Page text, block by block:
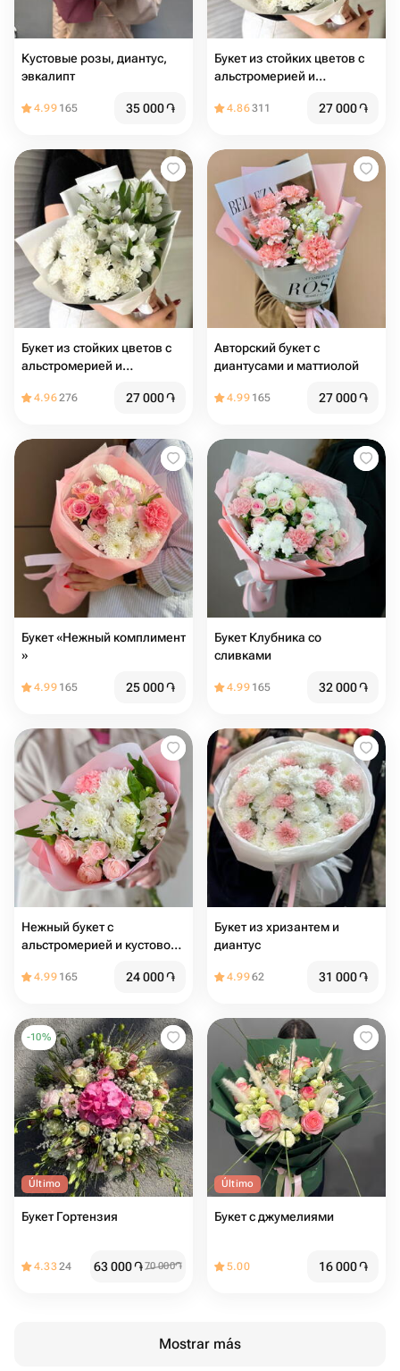
Кустовые розы, диантус,
эвкалипт
4.99 165 35 000֏
Букет из стойких цветов с
альстромерией и
4.86311 27 000֏
Букет из стойких цветов с
альстромерией и
4.96276 27 000֏
Авторский букет с
диантусами и маттиолой
4.99 165 27 000֏
Букет «Нежный комплимент
»
4.99 165 25 000֏
Букет Клубника со
сливками
4.99 165 32 000֏
Нежный букет с
альстромерией и кустовой
4.99 165 24 000֏
Букет из хризантем и
диантус
4.9962 31 000֏
-10%
Último
Букет Гортензия
4.3324 63 000֏70 000֏
Último
Букет с джумелиями
5.00 16 000֏
Mostrar más